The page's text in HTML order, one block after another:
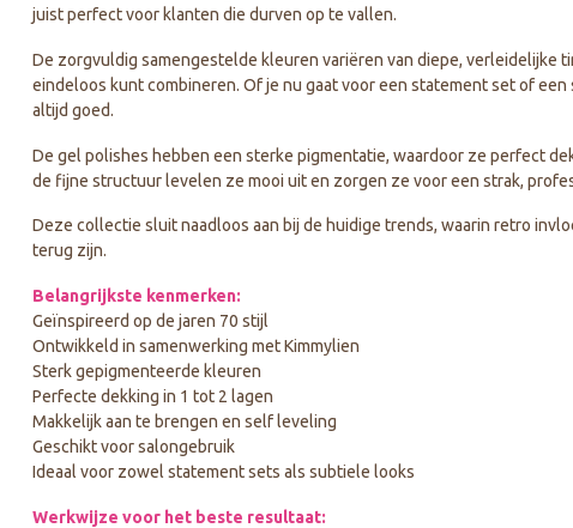
juist perfect voor klanten die durven op te vallen.
De zorgvuldig samengestelde kleuren variëren van diepe, verleidelijke
eindeloos kunt combineren. Of je nu gaat voor een statement set of
altijd goed.
De gel polishes hebben een sterke pigmentatie, waardoor ze perfect
de fijne structuur levelen ze mooi uit en zorgen ze voor een strak,
Deze collectie sluit naadloos aan bij de huidige trends, waarin retro
terug zijn.
Belangrijkste kenmerken:
Geïnspireerd op de jaren 70 stijl
Ontwikkeld in samenwerking met Kimmylien
Sterk gepigmenteerde kleuren
Perfecte dekking in 1 tot 2 lagen
Makkelijk aan te brengen en self leveling
Geschikt voor salongebruik
Ideaal voor zowel statement sets als subtiele looks
Werkwijze voor het beste resultaat: